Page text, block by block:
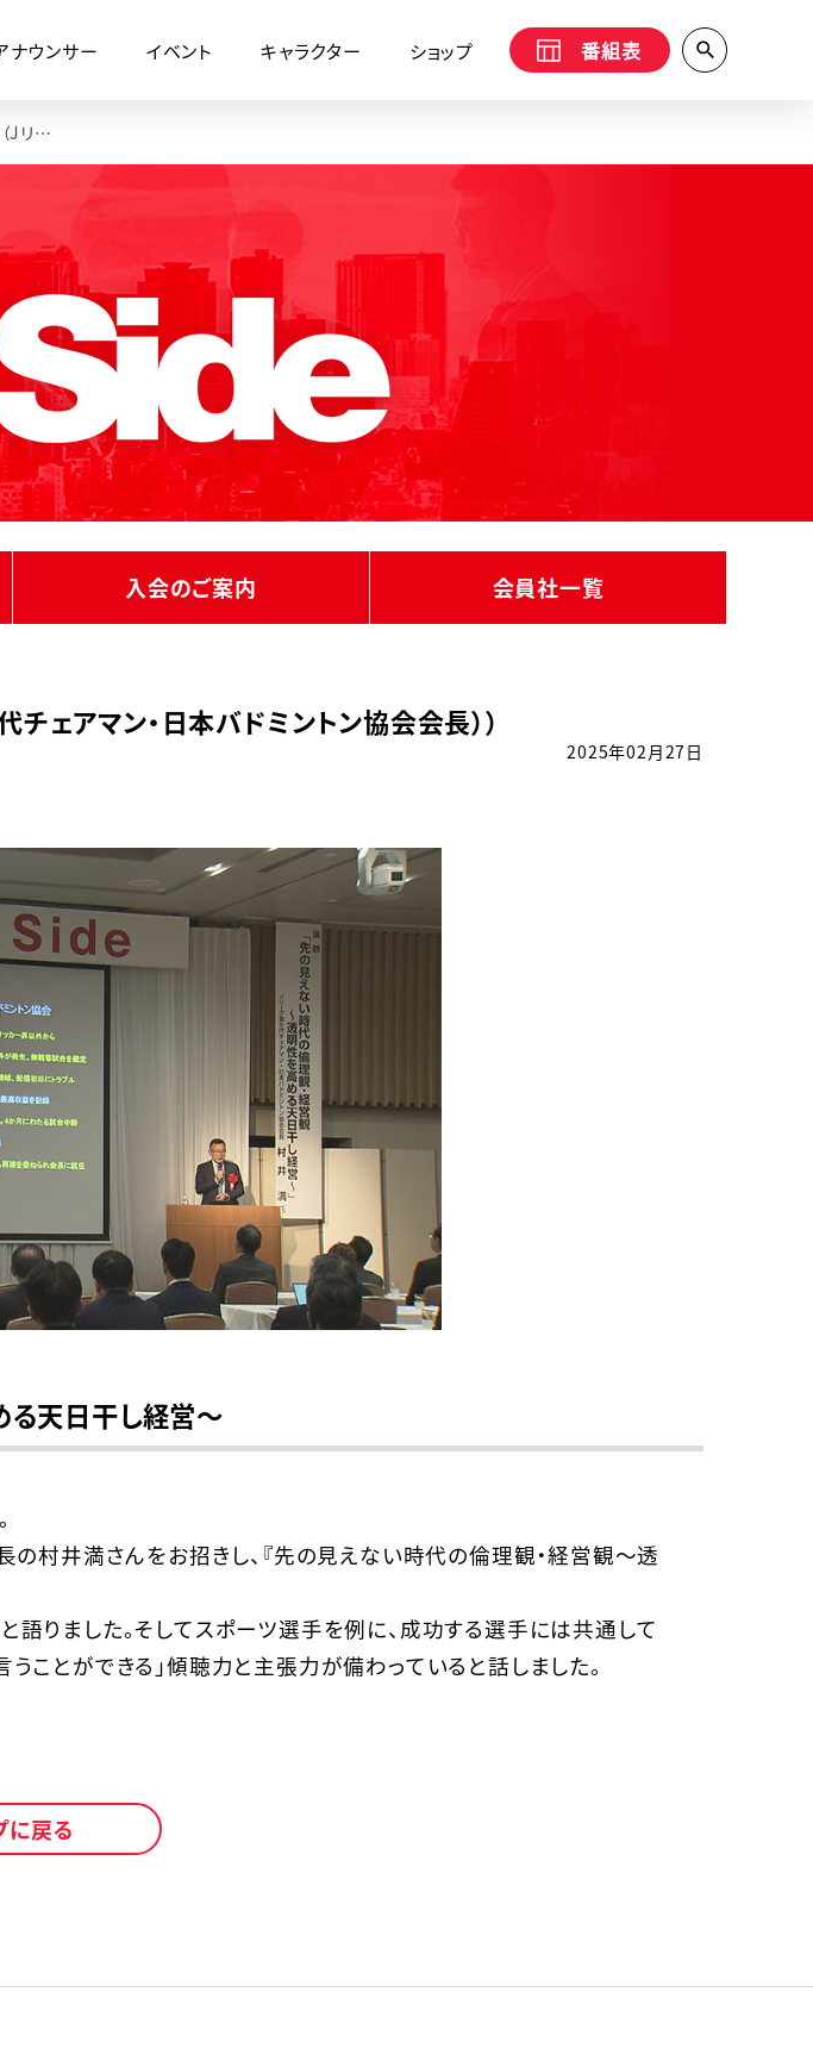
ナウンサー イベント キャラクター ショップ 番組表
第2回ホットサイドセミナー（講師：村井 満 氏（Jリーグ第5代チェアマン・日本バドミントン協会会長））
入会のご案内 会員社一覧
ェアマン・日本バドミントン協会会長））
2025年02月27日
る天日干し経営～
村井満さんをお招きし、『先の見えない時代の倫理観・経営観～透
りました。そしてスポーツ選手を例に、成功する選手には共通して
ことができる」傾聴力と主張力が備わっていると話しました。
に戻る